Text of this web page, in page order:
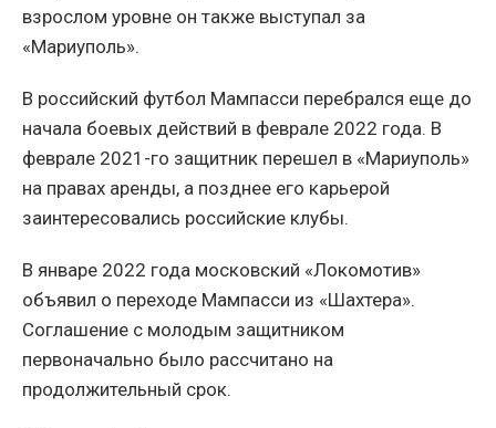
взрослом уровне он также выступал за
«Мариуполь».
В российский футбол Мампасси перебрался еще до
начала боевых действий в феврале 2022 года. В
феврале 2021-го защитник перешел в «Мариуполь»
на правах аренды, а позднее его карьерой
заинтересовались российские клубы.
В январе 2022 года московский «Локомотив»
объявил о переходе Мампасси из «Шахтера».
Соглашение с молодым защитником
первоначально было рассчитано на
продолжительный срок.